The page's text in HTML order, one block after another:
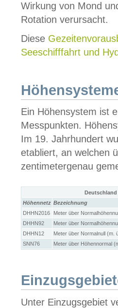
Wirkung von Mond
Rotation verursacht.
Diese
Seeschifffahrt und
Ein Höhensystem ist
Messpunkten.
Im 19. Jahrhundert
etabliert, an welchen
zentimetergenau
Höhennetz Bezeichnung
DHHN2016
Meter über
DHHN92
Meter über
DHHN12
Meter über Normalnull (m.
SNN76
Meter über Höhennormal
Unter Einzugsgebiet